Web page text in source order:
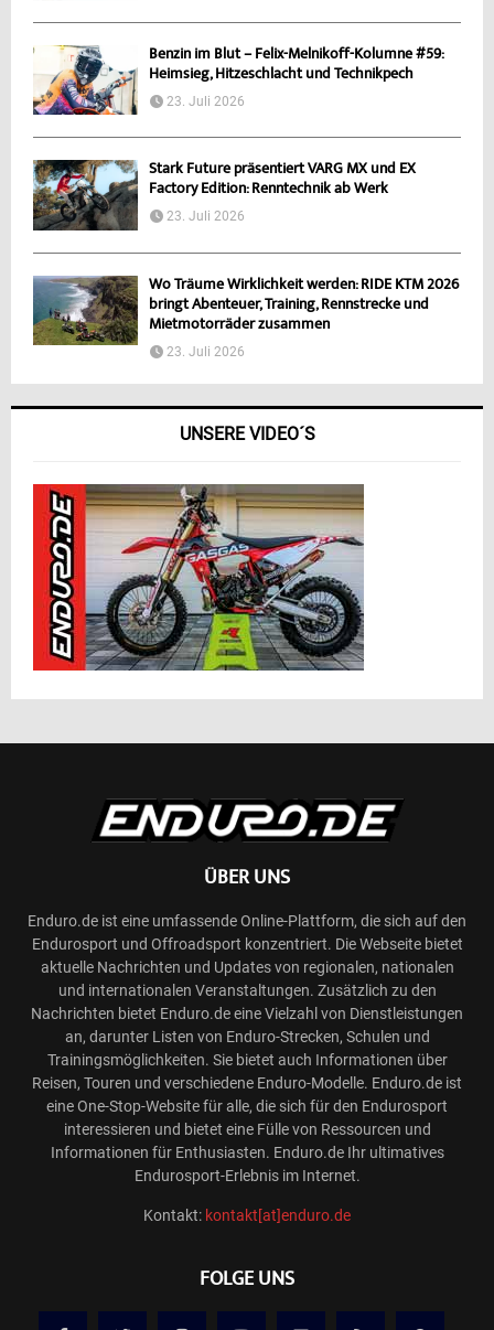
Benzin im Blut – Felix-Melnikoff-Kolumne #59:
Heimsieg, Hitzeschlacht und Technikpech
23. Juli 2026
Stark Future präsentiert VARG MX und EX
Factory Edition: Renntechnik ab Werk
23. Juli 2026
Wo Träume Wirklichkeit werden: RIDE KTM 2026
bringt Abenteuer, Training, Rennstrecke und
Mietmotorräder zusammen
23. Juli 2026
UNSERE VIDEO´S
ÜBER UNS
Enduro.de ist eine umfassende Online-Plattform, die sich auf den
Endurosport und Offroadsport konzentriert. Die Webseite bietet
aktuelle Nachrichten und Updates von regionalen, nationalen
und internationalen Veranstaltungen. Zusätzlich zu den
Nachrichten bietet Enduro.de eine Vielzahl von Dienstleistungen
an, darunter Listen von Enduro-Strecken, Schulen und
Trainingsmöglichkeiten. Sie bietet auch Informationen über
Reisen, Touren und verschiedene Enduro-Modelle. Enduro.de ist
eine One-Stop-Website für alle, die sich für den Endurosport
interessieren und bietet eine Fülle von Ressourcen und
Informationen für Enthusiasten. Enduro.de Ihr ultimatives
Endurosport-Erlebnis im Internet.
Kontakt: kontakt[at]enduro.de
FOLGE UNS